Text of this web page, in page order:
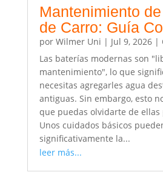
Mantenimiento
de Carro: Guía
por Wilmer Uni | Jul 9, 2026|
Las baterías modernas son
mantenimiento", lo que
necesitas agregarles agua
antiguas. Sin embargo, esto
que puedas olvidarte de ellas
Unos cuidados básicos
significativamente la...
leer más...